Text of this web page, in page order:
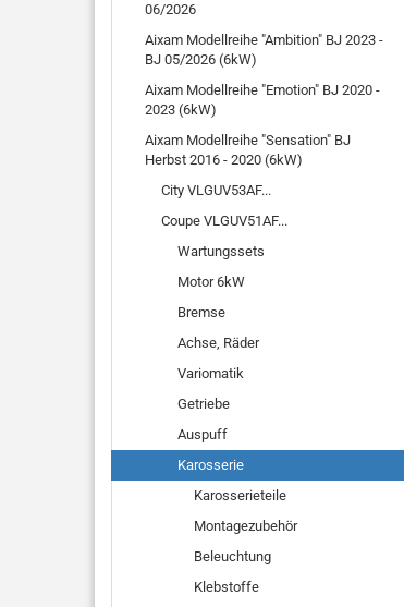
06/2026
Aixam Modellreihe "Ambition" BJ 2023 -
BJ 05/2026 (6kW)
Aixam Modellreihe "Emotion" BJ 2020 -
2023 (6kW)
Aixam Modellreihe "Sensation" BJ
Herbst 2016 - 2020 (6kW)
City VLGUV53AF...
Coupe VLGUV51AF...
Wartungssets
Motor 6kW
Bremse
Achse, Räder
Variomatik
Getriebe
Auspuff
Karosserie
Karosserieteile
Montagezubehör
Beleuchtung
Klebstoffe